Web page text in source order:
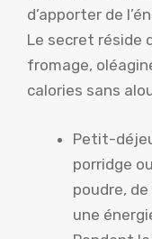
d’apporter de
Le secret réside
fromage,
calories sans
Petit-
porridge
poudre,
une